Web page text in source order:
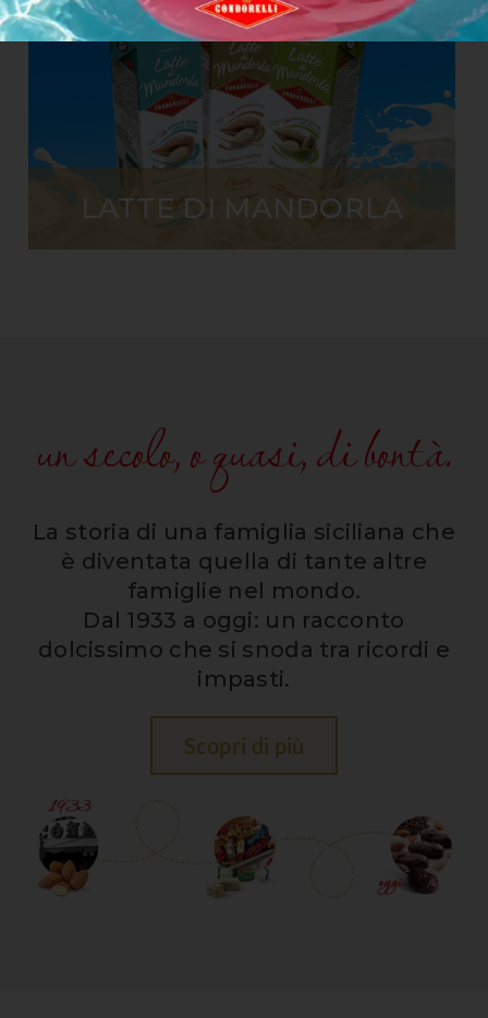
LATTE DI MANDORLA
un secolo, o quasi, di bontà.
La storia di una famiglia siciliana che
è diventata quella di tante altre
famiglie nel mondo.
Dal 1933 a oggi: un racconto
dolcissimo che si snoda tra ricordi e
impasti.
Scopri di più